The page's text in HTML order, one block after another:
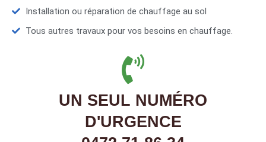
Installation ou réparation de chauffage au sol
Tous autres travaux pour vos besoins en chauffage.
UN SEUL NUMÉRO
D'URGENCE